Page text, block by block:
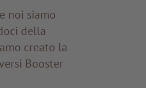
noi siamo
della
creato la
Booster